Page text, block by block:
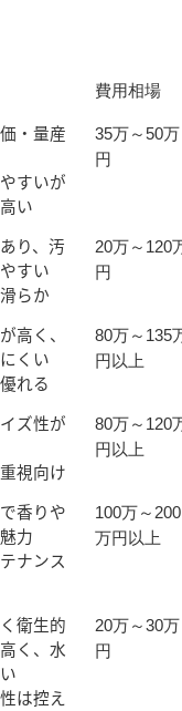
費用相場
・量産
すいが
い
35万～50万
円
り、汚
すい
らか
20万～120
円
高く、
くい
れる
80万～135
円以上
ズ性が
視向け
80万～120
円以上
香りや
力
ナンス
100万～200
万円以上
衛生的
く、水
は控え
20万～30万
円